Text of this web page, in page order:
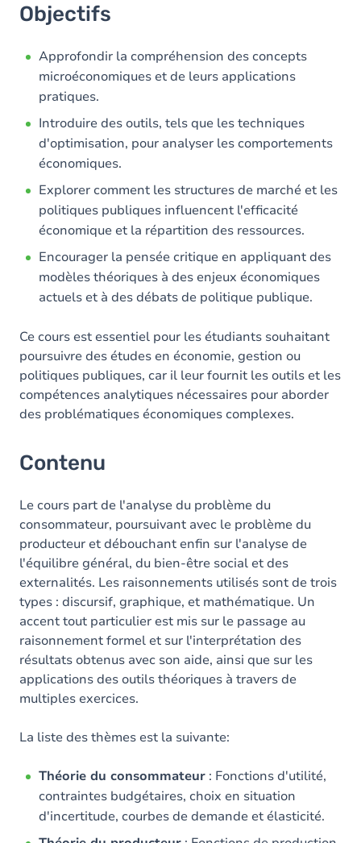
Objectifs
Approfondir la compréhension des concepts
microéconomiques et de leurs applications
pratiques.
Introduire des outils, tels que les techniques
d'optimisation, pour analyser les comportements
économiques.
Explorer comment les structures de marché et les
politiques publiques influencent l'efficacité
économique et la répartition des ressources.
Encourager la pensée critique en appliquant des
modèles théoriques à des enjeux économiques
actuels et à des débats de politique publique.
Ce cours est essentiel pour les étudiants souhaitant
poursuivre des études en économie, gestion ou
politiques publiques, car il leur fournit les outils et les
compétences analytiques nécessaires pour aborder
des problématiques économiques complexes.
Contenu
Le cours part de l'analyse du problème du
consommateur, poursuivant avec le problème du
producteur et débouchant enfin sur l'analyse de
l'équilibre général, du bien-être social et des
externalités. Les raisonnements utilisés sont de trois
types : discursif, graphique, et mathématique. Un
accent tout particulier est mis sur le passage au
raisonnement formel et sur l'interprétation des
résultats obtenus avec son aide, ainsi que sur les
applications des outils théoriques à travers de
multiples exercices.
La liste des thèmes est la suivante:
Théorie du consommateur : Fonctions d'utilité,
contraintes budgétaires, choix en situation
d'incertitude, courbes de demande et élasticité.